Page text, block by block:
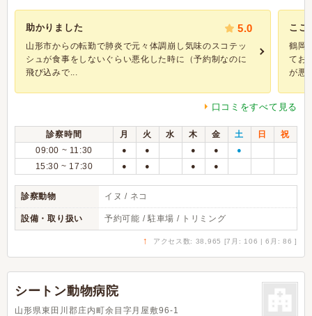
助かりました 5.0
山形市からの転勤で肺炎で元々体調崩し気味のスコテッ
シュが食事をしないぐらい悪化した時に（予約制なのに
飛び込みで...
ここ
鶴岡
てお
が悪
口コミをすべて見る
診察時間 月 火 水 木 金 土 日
祝
09:00 ~ 11:30
● ● ● ● ●
15:30 ~ 17:30 ● ● ● ●
診察動物 イヌ / ネコ
設備・取り扱い 予約可能 / 駐車場 / トリミング
↑ アクセス数: 38,965 [7月: 106 | 6月: 86 ]
シートン動物病院
山形県東田川郡庄内町余目字月屋敷96-1